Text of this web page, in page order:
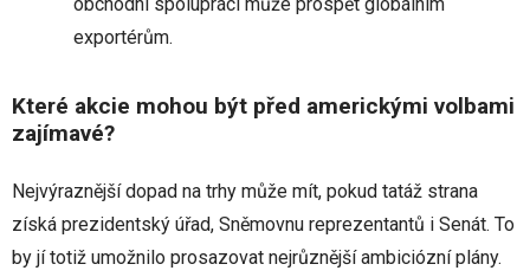
exportérům.
Které akcie mohou být před americkými volbami
zajímavé?
Nejvýraznější dopad na trhy může mít, pokud tatáž strana
získá prezidentský úřad, Sněmovnu reprezentantů i Senát. To
by jí totiž umožnilo prosazovat nejrůznější ambiciózní plány.